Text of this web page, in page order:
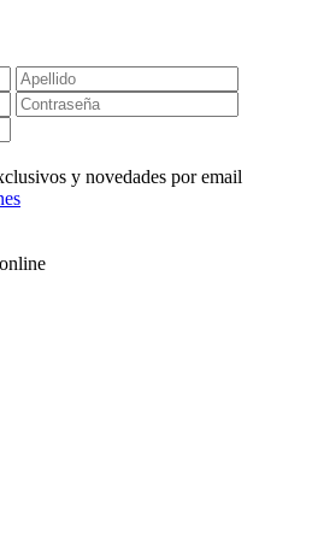
y novedades por email